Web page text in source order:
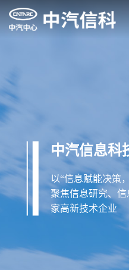
中汽信息科
以“信息赋能决策
聚焦信息研究、
家高新技术企业